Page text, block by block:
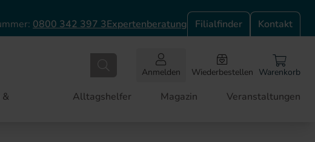
0800 342 397 3Expertenberatung Filialfinder Kontakt
Anmelden Wiederbestellen Warenkorb
Alltagshelfer Magazin Veranstaltungen